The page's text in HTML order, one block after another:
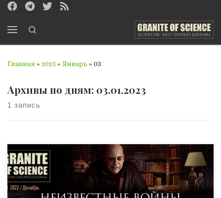
Перейти к содержимому
Главная » 2023 » Январь » 03
Архивы по дням: 03.01.2023
1 запись
Дорогие читатели! Мы рады вам сообщить о выходе
юбилейного выпуска научно-популярного журнала
«Гранит науки». В силу хорошо известных вам причин, в